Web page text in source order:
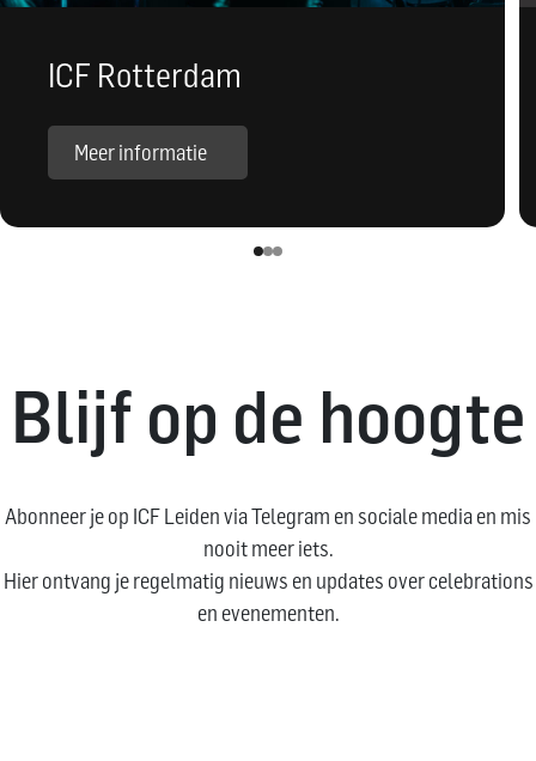
ICF Rotterdam
Meer informatie
Blijf op de hoogte
Abonneer je op ICF Leiden via Telegram en sociale media en mis
nooit meer iets.
Hier ontvang je regelmatig nieuws en updates over celebrations
en evenementen.